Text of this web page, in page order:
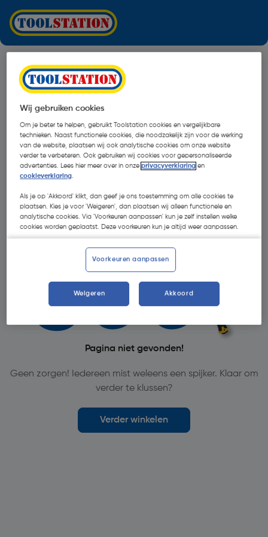
Oops!
Pagina niet gevonden!
Geen zorgen! Iedereen mist weleens een spijker. Klaar om
verder te klussen?
Verder winkelen
Wij gebruiken cookies
Om je beter te helpen, gebruikt Toolstation cookies en vergelijkbare
technieken. Naast functionele cookies, die noodzakelijk zijn voor de werking
van de website, plaatsen wij ook analytische cookies om onze website
verder te verbeteren. Ook gebruiken wij cookies voor gepersonaliseerde
advertenties. Lees hier meer over in onzeprivacyverklaring en
cookieverklaring.
Als je op 'Akkoord' klikt, dan geef je ons toestemming om alle cookies te
plaatsen. Kies je voor 'Weigeren', dan plaatsen wij alleen functionele en
analytische cookies. Via 'Voorkeuren aanpassen' kun je zelf instellen welke
cookies worden geplaatst. Deze voorkeuren kun je altijd weer aanpassen.
Voorkeuren aanpassen
Weigeren Akkoord